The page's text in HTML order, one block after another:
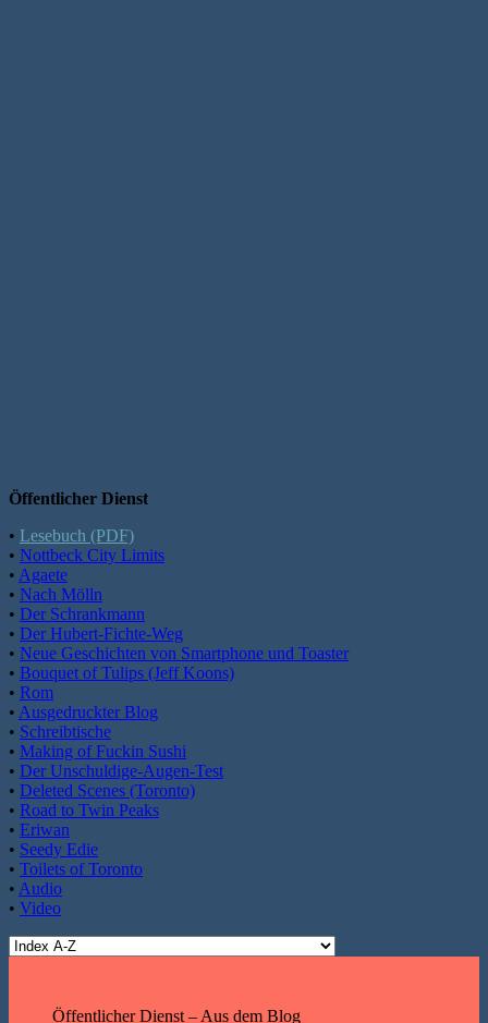
Öffentlicher Dienst
• Lesebuch (PDF)
• Nottbeck City Limits
• Agaete
• Nach Mölln
• Der Schrankmann
• Der Hubert-Fichte-Weg
• Neue Geschichten von Smartphone und Toaster
• Bouquet of Tulips (Jeff Koons)
• Rom
• Ausgedruckter Blog
• Schreibtische
• Making of Fuckin Sushi
• Der Unschuldige-Augen-Test
• Deleted Scenes (Toronto)
• Road to Twin Peaks
• Eriwan
• Seedy Edie
• Toilets of Toronto
• Audio
• Video
Öffentlicher Dienst – Aus dem Blog